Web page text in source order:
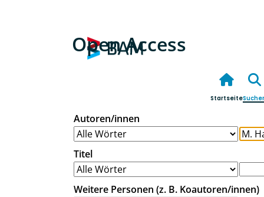
Open Access
Startseite
Autoren/innen
Titel
Weitere Personen (z. B. Koautoren/innen)